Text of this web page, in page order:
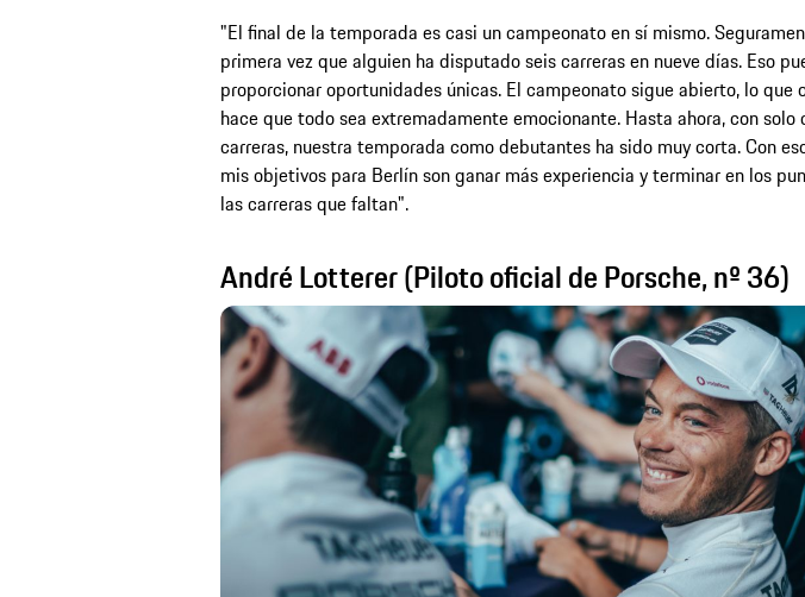
"El final de la temporada es casi un campeonato en sí mismo.
primera vez que alguien ha disputado seis carreras en nueve días. Eso
proporcionar oportunidades únicas. El campeonato sigue abierto, lo que
hace que todo sea extremadamente emocionante. Hasta ahora, con solo
carreras, nuestra temporada como debutantes ha sido muy corta. Con
mis objetivos para Berlín son ganar más experiencia y terminar en los
las carreras que faltan".
André Lotterer (Piloto oficial de Porsche, nº 36)